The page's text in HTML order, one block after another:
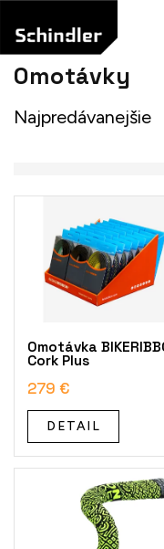
obsah
Omotávky
Najpredávanejšie
V
v
Omotávka
Cork Plus
279 €
DETAIL